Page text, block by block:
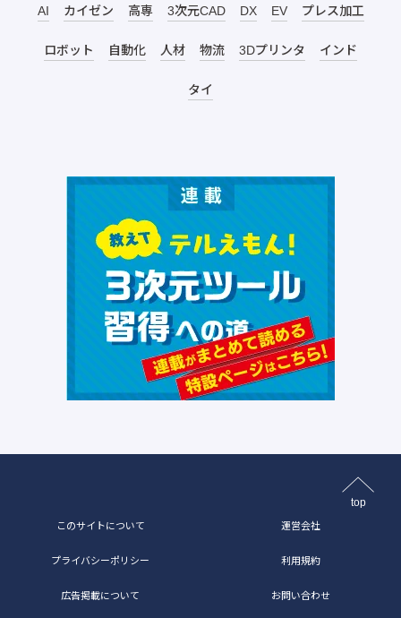
AI カイゼン 高専 3次元CAD DX EV プレス加工
ロボット 自動化 人材 物流 3Dプリンタ インド
タイ
top
このサイトについて 運営会社
プライバシーポリシー 利用規約
広告掲載について お問い合わせ